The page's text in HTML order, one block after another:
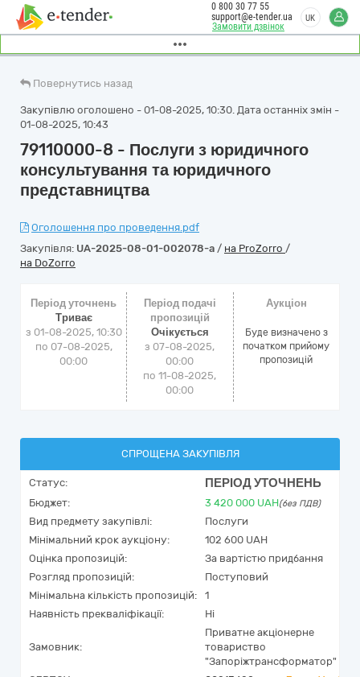
Замовити дзвінок
0 800 30 77 55
support@e-tender.ua
UK
Повернутись назад
Закупівлю оголошено - 01-08-2025, 10:30. Дата останніх змін -
01-08-2025, 10:43
79110000-8 - Послуги з юридичного
консультування та юридичного
представництва
Оголошення про проведення.pdf
Закупівля: UA-2025-08-01-002078-a / на ProZorro /
на DoZorro
Період уточнень
Триває
з 01-08-2025, 10:30
по 07-08-2025,
00:00
Період подачі
пропозицій
Очікується
з 07-08-2025,
00:00
по 11-08-2025,
00:00
Аукціон
Буде визначено з
початком прийому
пропозицій
СПРОЩЕНА ЗАКУПІВЛЯ
Статус: ПЕРІОД УТОЧНЕНЬ
Бюджет: 3 420 000 UAH(без ПДВ)
Вид предмету закупівлі:
Послуги
Мінімальний крок аукціону:
102 600 UAH
Оцінка пропозицій:
За вартістю придбання
Розгляд пропозицій:
Поступовий
Мінімальна кількість пропозицій:
1
Наявність прекваліфікації:
Ні
Замовник:
Приватне акціонерне
товариство
"Запоріжтрансформатор"